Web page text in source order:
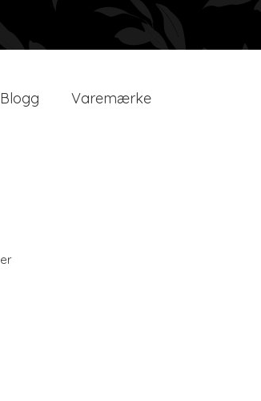
Blogg Varemærke